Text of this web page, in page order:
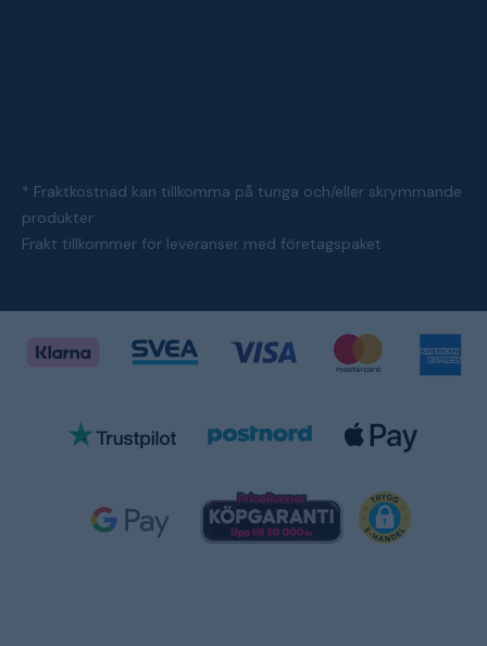
* Fraktkostnad kan tillkomma på tunga och/eller skrymmande
produkter
Frakt tillkommer för leveranser med företagspaket